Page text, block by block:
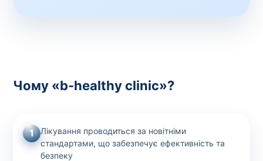
Чому «b-healthy clinic»?
1
Лікування проводиться за новітніми
стандартами, що забезпечує ефективність та
безпеку